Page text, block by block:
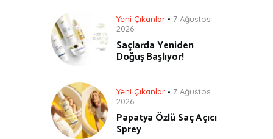
Yeni Çıkanlar
7 Ağustos
2026
Saçlarda Yeniden
Doğuş Başlıyor!
Yeni Çıkanlar
7 Ağustos
2026
Papatya Özlü Saç Açıcı
Sprey